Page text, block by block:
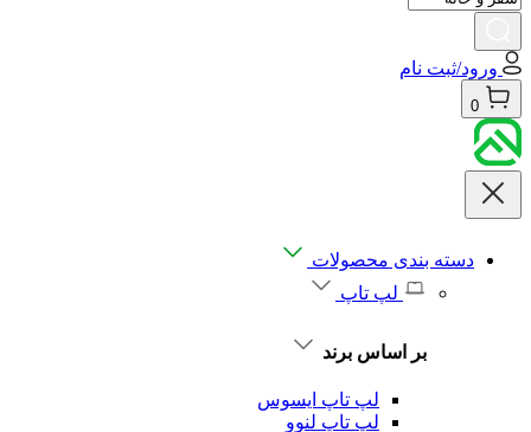
ورود/ثبت نام
0
دسته بندی محصولات
لپ تاپ
بر اساس برند
لپ تاپ ایسوس
لپ تاپ لنوو